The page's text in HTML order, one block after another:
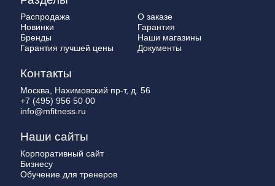
Распродажа
Новинки
Бренды
Гарантия лучшей цены
О заказе
Гарантия
Наши магазины
Документы
Контакты
Москва, Нахимовский пр-т, д. 56
+7 (495) 956 50 00
info@mfitness.ru
Наши сайты
Корпоративный сайт
Бизнесу
Обучение для тренеров